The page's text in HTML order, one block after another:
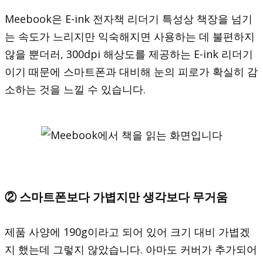
Meebook은 E-ink 전자책 리더기 특성상 책장을 넘기
는 속도가 느리지만 익숙해지면 사용하는 데 불편하지
않을 뿐더러, 300dpi 해상도를 제공하는 E-ink 리더기
이기 때문에 스마트폰과 대비해 눈의 피로가 확실히 감
소하는 것을 느낄 수 있습니다.
② 스마트폰보다 가볍지만 생각보다 무거움
제품 사양에 190g이라고 되어 있어 크기 대비 가볍겠
지 했는데 그렇지 않았습니다. 아마도 커버가 추가되어